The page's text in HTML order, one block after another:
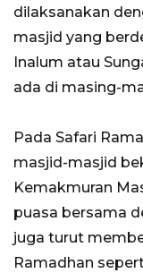
dilaksanakan
masjid yang
Inalum atau
ada di masing-
Pada Safari
masjid-masjid
Kemakmuran
puasa bersama
juga turut
Ramadhan